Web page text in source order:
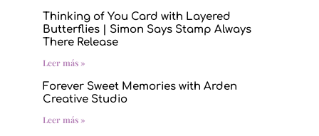
Thinking of You Card with Layered
Butterflies | Simon Says Stamp Always
There Release
Leer más »
Forever Sweet Memories with Arden
Creative Studio
Leer más »